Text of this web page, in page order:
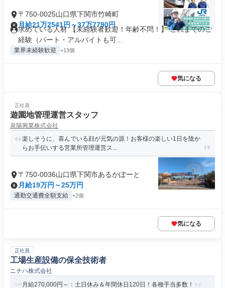
〒750-0025山口県下関市竹崎町
月給21万2541円～37万7790円
求めている人材 【未経験者歓迎！年齢不問！】 これまでのご
経験（パート・アルバイトも可...
業界未経験歓迎 +13個
気になる
正社員
遊園地管理運営スタッフ
泉陽興業株式会社
楽しそうに、喜んでいる顔が元気の源！お客様の楽しい1日を陰か
らお手伝いする営業所管理運営ス...
〒750-0036山口県下関市あるかぽーと
月給19万円～25万円
通勤交通費全額支給 +2個
気になる
正社員
工場生産設備の保全技術者
ニチハ株式会社
月給270,000円～：土日休み＆年間休日120日！各種手当多数！